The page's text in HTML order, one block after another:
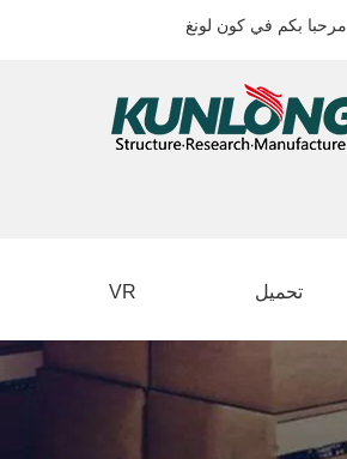
مرحبا بكم في كون لونغ
تحميل VR